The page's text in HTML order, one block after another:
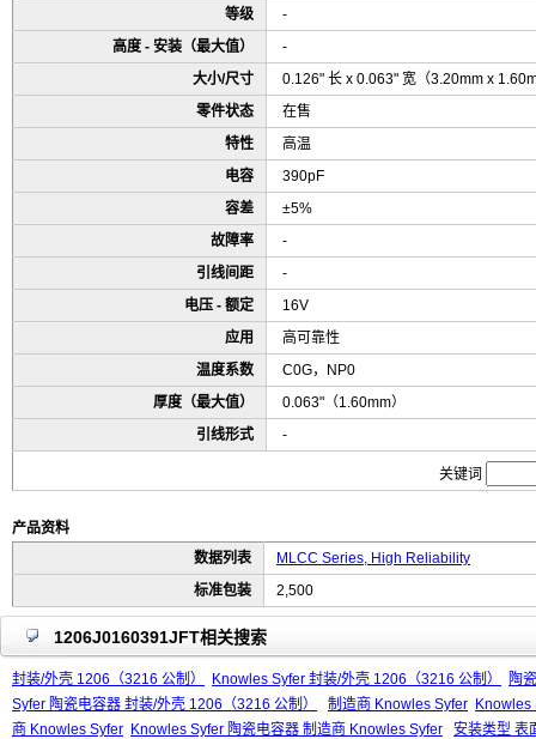
等级
-
高度 - 安装（最大值）
-
大小/尺寸
0.126" 长 x 0.063" 宽（3.20mm x
零件状态
在售
特性
高温
电容
390pF
容差
±5%
故障率
-
引线间距
-
电压 - 额定
16V
应用
高可靠性
温度系数
C0G，NP0
厚度（最大值）
0.063"（1.60mm）
引线形式
-
关键词
产品资料
数据列表
MLCC Series, High Reliability
标准包装
2,500
1206J0160391JFT相关搜索
封装/外壳 1206（3216 公制） Knowles Syfer 封装/外壳 1206（3216 公制）
陶
Syfer 陶瓷电容器 封装/外壳 1206（3216 公制）
制造商 Knowles Syfer Knowles
商 Knowles Syfer Knowles Syfer 陶瓷电容器 制造商 Knowles Syfer
安装类型 表